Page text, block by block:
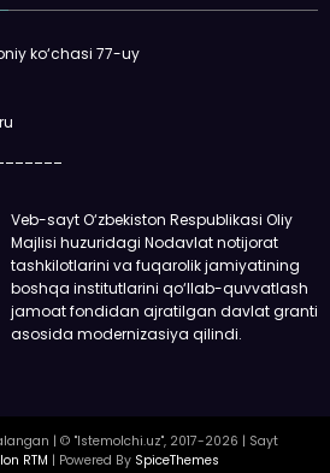
ko‘chasi 77-uy
Veb-sayt O‘zbekiston Respublikasi Oliy
Majlisi huzuridagi Nodavlat notijorat
tashkilotlarini va fuqarolik jamiyatining
boshqa institutlarini qo‘llab-quvvatlash
jamoat fondidan ajratilgan davlat granti
asosida modernizasiya qilindi.
| © "Istemolchi.uz", 2017-2026 | Sayt
RTM | Powered By SpiceThemes